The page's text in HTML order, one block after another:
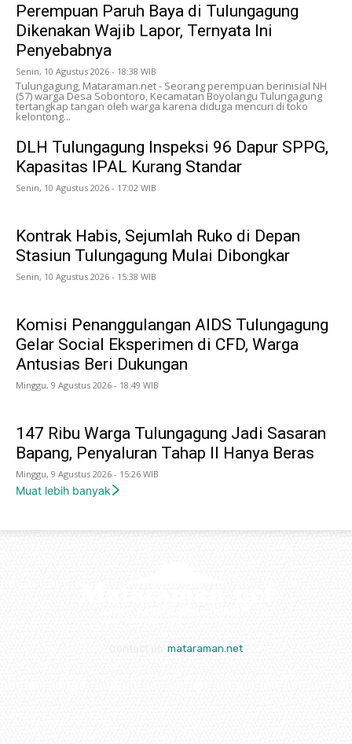
Perempuan Paruh Baya di Tulungagung
Dikenakan Wajib Lapor, Ternyata Ini
Penyebabnya
Senin, 10 Agustus 2026 - 18:38 WIB
Tulungagung, Mataraman.net - Seorang perempuan berinisial NH
(57) warga Desa Sobontoro, Kecamatan Boyolangu Tulungagung
tertangkap tangan oleh warga karena diduga mencuri di toko
kelontong...
DLH Tulungagung Inspeksi 96 Dapur SPPG,
Kapasitas IPAL Kurang Standar
Senin, 10 Agustus 2026 - 17:02 WIB
Kontrak Habis, Sejumlah Ruko di Depan
Stasiun Tulungagung Mulai Dibongkar
Senin, 10 Agustus 2026 - 15:38 WIB
Komisi Penanggulangan AIDS Tulungagung
Gelar Social Eksperimen di CFD, Warga
Antusias Beri Dukungan
Minggu, 9 Agustus 2026 - 18:49 WIB
147 Ribu Warga Tulungagung Jadi Sasaran
Bapang, Penyaluran Tahap II Hanya Beras
Minggu, 9 Agustus 2026 - 15:26 WIB
Muat lebih banyak
mataraman.net